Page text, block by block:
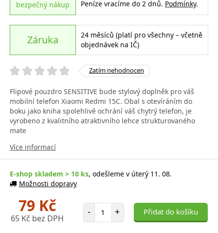
bezpečný nákup
Peníze vracíme do 2 dnů. Podmínky.
Záruka
24 měsíců (platí pro všechny – včetně
objednávek na IČ)
Zatím nehodnocen
Flipové pouzdro SENSITIVE bude stylový doplněk pro váš
mobilní telefon Xiaomi Redmi 15C. Obal s otevíráním do
boku jako kniha spolehlivě ochrání váš chytrý telefon, je
vyrobeno z kvalitního atraktivního lehce strukturovaného
mate
Více informací
E-shop skladem > 10 ks, odešleme v úterý 11. 08.
Možnosti dopravy
79 Kč
65 Kč bez DPH
- Počet položek
+ Přidat do košíku